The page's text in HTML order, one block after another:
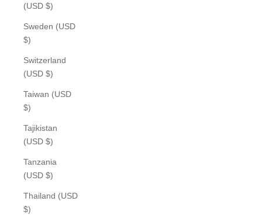
(USD $)
Sweden (USD
$)
Switzerland
(USD $)
Taiwan (USD
$)
Tajikistan
(USD $)
Tanzania
(USD $)
Thailand (USD
$)